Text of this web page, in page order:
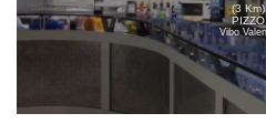
(3 Km)
PIZZO
Vibo